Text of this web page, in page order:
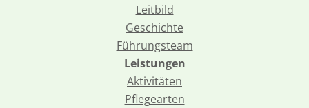
Leitbild
Geschichte
Führungsteam
Leistungen
Aktivitäten
Pflegearten